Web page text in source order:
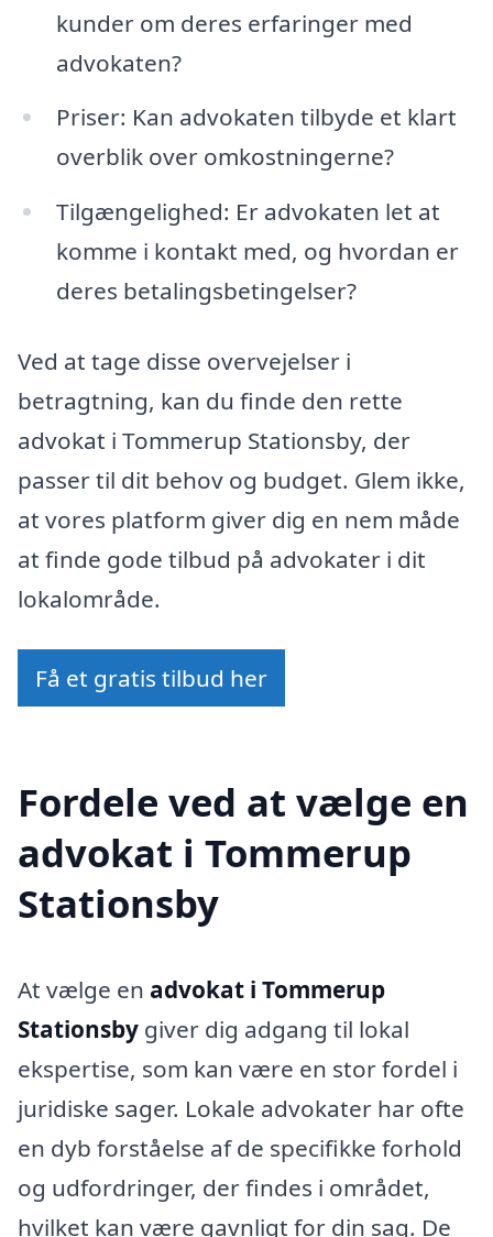
kunder om deres erfaringer med
advokaten?
Priser: Kan advokaten tilbyde et klart
overblik over omkostningerne?
Tilgængelighed: Er advokaten let at
komme i kontakt med, og hvordan er
deres betalingsbetingelser?
Ved at tage disse overvejelser i
betragtning, kan du finde den rette
advokat i Tommerup Stationsby, der
passer til dit behov og budget. Glem ikke,
at vores platform giver dig en nem måde
at finde gode tilbud på advokater i dit
lokalområde.
Få et gratis tilbud her
Fordele ved at vælge en
advokat i Tommerup
Stationsby
At vælge en advokat i Tommerup
Stationsby giver dig adgang til lokal
ekspertise, som kan være en stor fordel i
juridiske sager. Lokale advokater har ofte
en dyb forståelse af de specifikke forhold
og udfordringer, der findes i området,
hvilket kan være gavnligt for din sag. De